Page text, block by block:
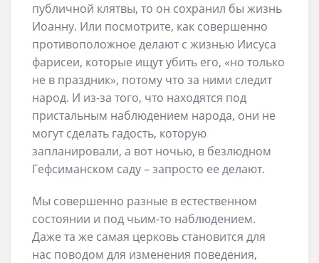
публичной клятвы, то он сохранил бы жизнь
Иоанну. Или посмотрите, как совершенно
противоположное делают с жизнью Иисуса
фарисеи, которые ищут убить его, «но только
не в праздник», потому что за ними следит
народ. И из-за того, что находятся под
пристальным наблюдением народа, они не
могут сделать гадость, которую
запланировали, а вот ночью, в безлюдном
Гефсиманском саду – запросто ее делают.
Мы совершенно разные в естественном
состоянии и под чьим-то наблюдением.
Даже та же самая церковь становится для
нас поводом для изменения поведения,